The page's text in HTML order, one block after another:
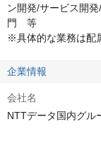
ン開発/サービス開
門　等
※具体的な業務は配
企業情報
会社名
NTTデータ国内グ